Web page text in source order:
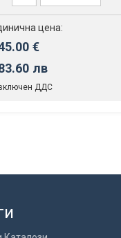
цена:
€
лв
ДДС